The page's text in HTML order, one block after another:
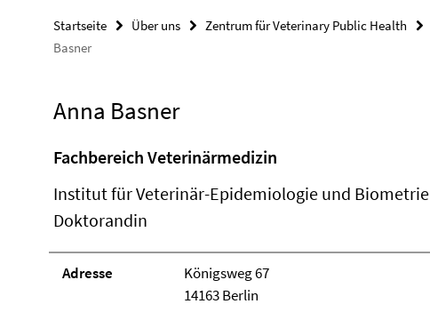
Startseite Über uns Zentrum für Veterinary Public Health
Basner
Anna Basner
Fachbereich Veterinärmedizin
Institut für Veterinär-Epidemiologie und Biometrie
Doktorandin
Adresse
Königsweg 67
14163 Berlin